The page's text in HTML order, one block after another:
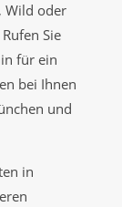
Wild oder
Sie
für ein
bei Ihnen
und
in